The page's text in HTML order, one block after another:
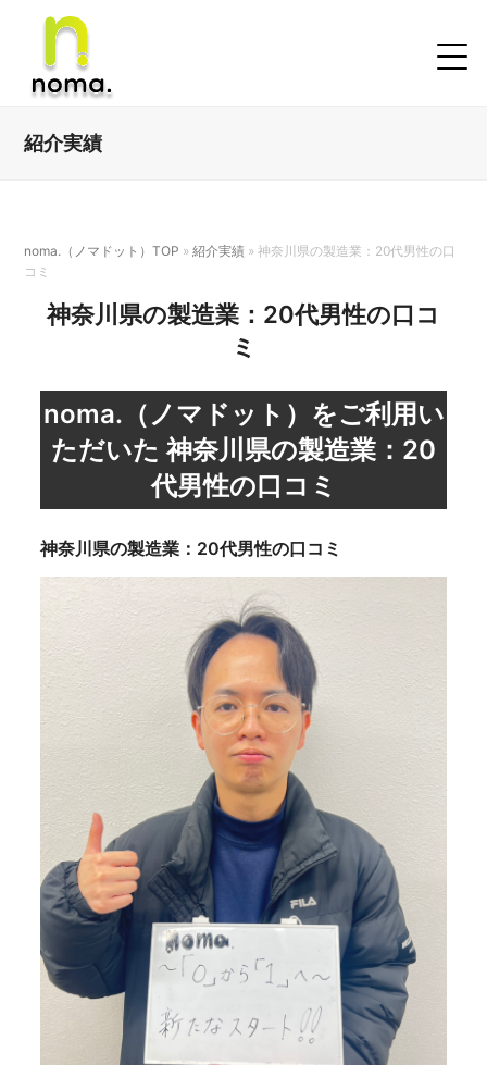
紹介実績
noma.（ノマドット）TOP »紹介実績 »神奈川県の製造業：20代男性の口
コミ
神奈川県の製造業：20代男性の口コ
ミ
noma.（ノマドット）をご利用い
ただいた 神奈川県の製造業：20
代男性の口コミ
神奈川県の製造業：20代男性の口コミ